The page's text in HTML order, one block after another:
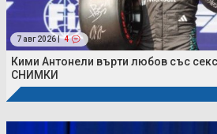
7 авг 2026 | 4
Кими Антонели върти любов със
СНИМКИ